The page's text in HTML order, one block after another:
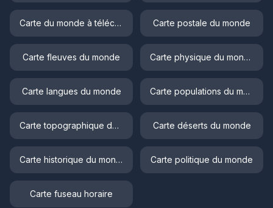
Carte du monde à télécharger Carte postale du monde
Carte fleuves du monde Carte physique du monde
Carte langues du monde Carte populations du monde
Carte topographique du monde Carte déserts du monde
Carte historique du monde Carte politique du monde
Carte fuseau horaire